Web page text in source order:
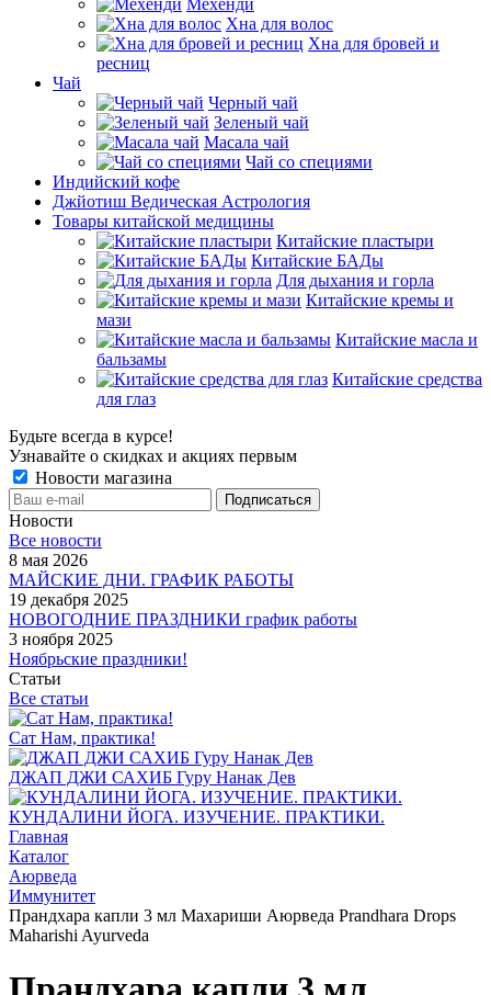
Мехенди
Хна для волос
Хна для бровей и
ресниц
Чай
Черный чай
Зеленый чай
Масала чай
Чай со специями
Индийский кофе
Джйотиш Ведическая Астрология
Товары китайской медицины
Китайские пластыри
Китайские БАДы
Для дыхания и горла
Китайские кремы и
мази
Китайские масла и
бальзамы
Китайские средства
для глаз
Будьте всегда в курсе!
Узнавайте о скидках и акциях первым
Новости магазина
Новости
Все новости
8 мая 2026
МАЙСКИЕ ДНИ. ГРАФИК РАБОТЫ
19 декабря 2025
НОВОГОДНИЕ ПРАЗДНИКИ график работы
3 ноября 2025
Ноябрьские праздники!
Статьи
Все статьи
Сат Нам, практика!
ДЖАП ДЖИ САХИБ Гуру Нанак Дев
КУНДАЛИНИ ЙОГА. ИЗУЧЕНИЕ. ПРАКТИКИ.
Главная
Каталог
Аюрведа
Иммунитет
Прандхара капли 3 мл Махариши Аюрведа Prandhara Drops
Maharishi Ayurveda